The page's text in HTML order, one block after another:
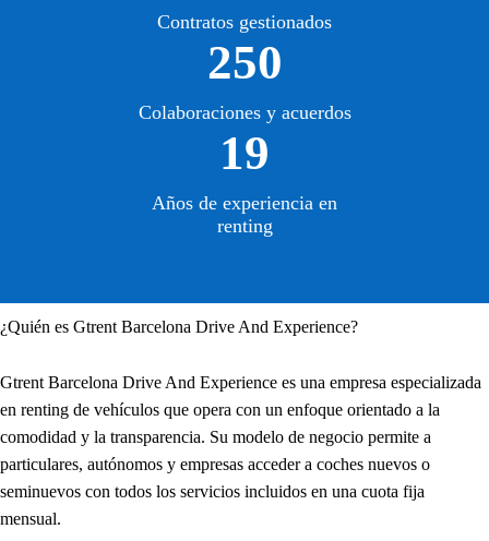
Contratos gestionados
250
Colaboraciones y acuerdos
19
Años de experiencia en
renting
¿Quién es Gtrent Barcelona Drive And Experience?
Gtrent Barcelona Drive And Experience es una empresa especializada
en renting de vehículos que opera con un enfoque orientado a la
comodidad y la transparencia. Su modelo de negocio permite a
particulares, autónomos y empresas acceder a coches nuevos o
seminuevos con todos los servicios incluidos en una cuota fija
mensual.